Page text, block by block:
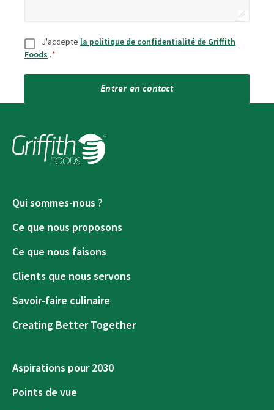
Consentement
J'accepte la politique de confidentialité de Griffith
Foods .*
Entrer en contact
Qui sommes-nous ?
Ce que nous proposons
Ce que nous faisons
Clients que nous servons
Savoir-faire culinaire
Creating Better Together
Aspirations pour 2030
Points de vue